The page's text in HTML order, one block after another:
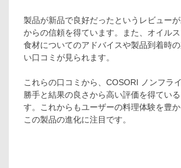
製品が新品で良好だったというレビュー
からの信頼を得ています。また、オイル
食材についてのアドバイスや製品到着時
い口コミが見られます。
これらの口コミから、COSORI ノンフラ
勝手と結果の良さから高い評価を得てい
す。これからもユーザーの料理体験を豊か
この製品の進化に注目です。